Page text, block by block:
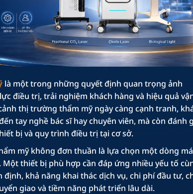
là một trong những quyết định quan trọng ảnh
điều trị, trải nghiệm khách hàng và hiệu quả
thị trường thẩm mỹ ngày càng cạnh tranh,
tay nghề bác sĩ hay chuyên viên, mà còn đánh
bị và quy trình điều trị tại cơ sở.
mỹ không đơn thuần là lựa chọn một dòng
thiết bị phù hợp cần đáp ứng nhiều yếu tố
định, khả năng khai thác dịch vụ, chi phí đầu tư,
giao và tiềm năng phát triển lâu dài.